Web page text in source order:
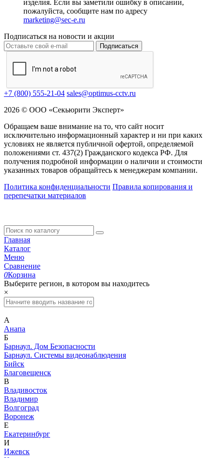
изделия. Если вы заметили ошибку в описании,
пожалуйста, сообщите нам по адресу
marketing@sec-e.ru
Подписаться на новости и акции
Подписаться
+7 (800) 555-21-04 sales@optimus-cctv.ru
2026 © ООО «Секьюрити Эксперт»
Обращаем ваше внимание на то, что сайт носит
исключительно информационный характер и ни при каких
условиях не является публичной офертой, определяемой
положениями ст. 437(2) Гражданского кодекса РФ. Для
получения подробной информации о наличии и стоимости
указанных товаров обращайтесь к менеджерам компании.
Политика конфиденциальности Правила копирования и
перепечатки материалов
Главная
Каталог
Меню
Сравнение
0Корзина
Выберите регион, в котором вы находитесь
×
А
Анапа
Б
Барнаул. Дом Безопасности
Барнаул. Системы видеонаблюдения
Бийск
Благовещенск
В
Владивосток
Владимир
Волгоград
Воронеж
Е
Екатеринбург
И
Ижевск